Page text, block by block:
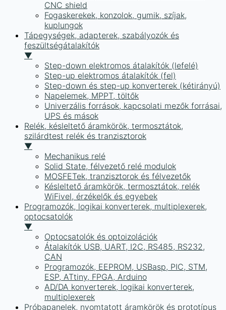
CNC shield
Fogaskerekek, konzolok, gumik, szíjak,
kuplungok
Tápegységek, adapterek, szabályozók és
feszültségátalakítók
▼
Step-down elektromos átalakítók (lefelé)
Step-up elektromos átalakítók (fel)
Step-down és step-up konverterek (kétirányú)
Napelemek, MPPT, töltők
Univerzális források, kapcsolati mezők forrásai,
UPS és mások
Relék, késleltető áramkörök, termosztátok,
szilárdtest relék és tranzisztorok
▼
Mechanikus relé
Solid State, félvezető relé modulok
MOSFETek, tranzisztorok és félvezetők
Késleltető áramkörök, termosztátok, relék
WiFivel, érzékelők és egyebek
Programozók, logikai konverterek, multiplexerek,
optocsatolók
▼
Optocsatolók és optoizolációk
Átalakítók USB, UART, I2C, RS485, RS232,
CAN
Programozók, EEPROM, USBasp, PIC, STM,
ESP, ATtiny, FPGA, Arduino
AD/DA konverterek, logikai konverterek,
multiplexerek
Próbapanelek, nyomtatott áramkörök és prototípus